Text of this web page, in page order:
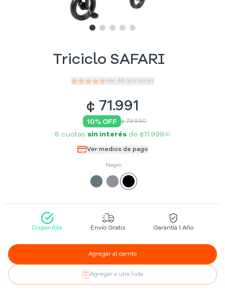
Slide1
Slide2
Slide3
SlideSlide
Triciclo SAFARI
Ver 48 opiniones
¢ 71.991
10% OFF ¢ 79.990
6 cuotas sin interés de ¢11.998 50
Ver medios de pago
Negro
Disponible Envío Gratis Garantía 1 Año
Agregar al carrito
Agregar a una lista